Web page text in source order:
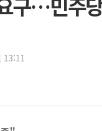
주말 무더위·열대야 지
한상협, 업계 개인정보
민주당, 오늘 제주·인천
13:11